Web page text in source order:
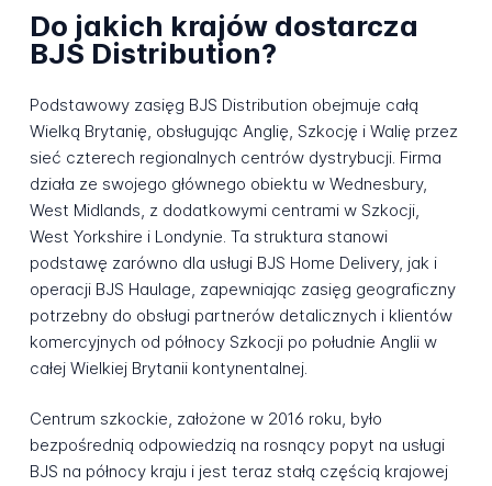
Do jakich krajów dostarcza
BJS Distribution?
Podstawowy zasięg BJS Distribution obejmuje całą
Wielką Brytanię, obsługując Anglię, Szkocję i Walię przez
sieć czterech regionalnych centrów dystrybucji. Firma
działa ze swojego głównego obiektu w Wednesbury,
West Midlands, z dodatkowymi centrami w Szkocji,
West Yorkshire i Londynie. Ta struktura stanowi
podstawę zarówno dla usługi BJS Home Delivery, jak i
operacji BJS Haulage, zapewniając zasięg geograficzny
potrzebny do obsługi partnerów detalicznych i klientów
komercyjnych od północy Szkocji po południe Anglii w
całej Wielkiej Brytanii kontynentalnej.
Centrum szkockie, założone w 2016 roku, było
bezpośrednią odpowiedzią na rosnący popyt na usługi
BJS na północy kraju i jest teraz stałą częścią krajowej